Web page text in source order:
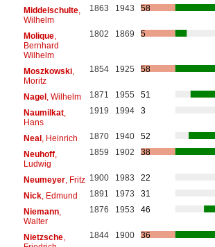
Middelschulte,
Wilhelm
1863 1943 58
Molique,
Bernhard
Wilhelm
1802 1869 5
Moszkowski,
Moritz
1854 1925 58
Nagel, Wilhelm 1871 1955
51
Naumilkat,
Hans
1919 1994 3
Neal, Heinrich 1870 1940
52
Neuhoff,
Ludwig
1859 1902 38
Neumeyer, Fritz 1900 1983
22
Nick, Edmund 1891 1973
31
Niemann,
Walter
1876 1953 46
Nietzsche,
1844 1900 36